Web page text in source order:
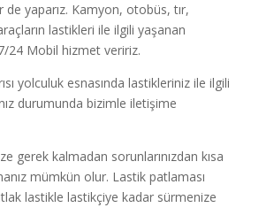
de yaparız. Kamyon, otobüs, tır,
lastikleri ile ilgili yaşanan
24 Mobil hizmet veririz.
yolculuk esnasında lastikleriniz ile ilgili
durumunda bizimle iletişime
gerek kalmadan sorunlarınızdan kısa
mümkün olur. Lastik patlaması
lastikle lastikçiye kadar sürmenize